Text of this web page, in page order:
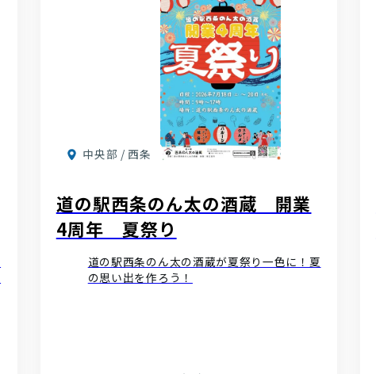
中央部 / 西条
道の駅西条のん太の酒蔵 開業
4周年 夏祭り
道の駅西条のん太の酒蔵が夏祭り一色に！夏
の思い出を作ろう！